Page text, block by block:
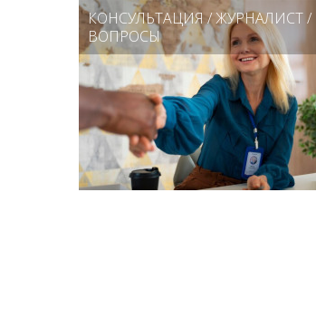
КОНСУЛЬТАЦИЯ/ЖУРНАЛИСТ/
ВОПРОСЫ